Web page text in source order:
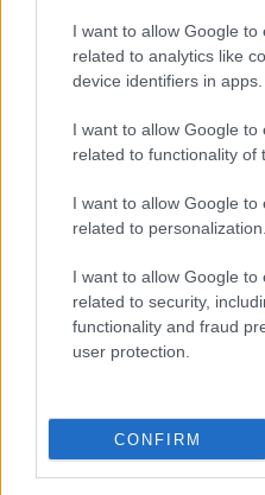
I want to allow Google to
related to analytics like
device identifiers in apps.
I want to allow Google to
related to functionality of
I want to allow Google to
related to personalization.
I want to allow Google to
related to security,
functionality and fraud
user protection.
CONFIRM
Új
iskoláját
Látványos
Flórián
Paks II.: